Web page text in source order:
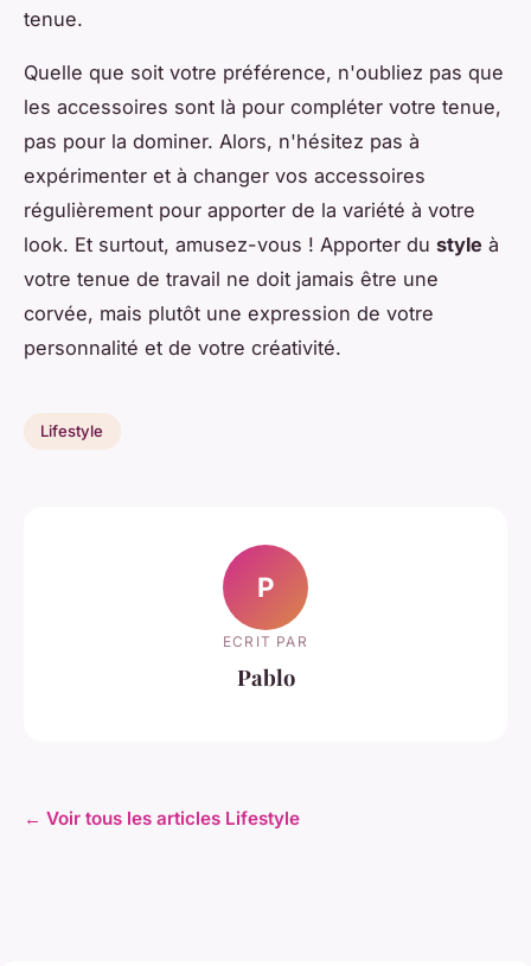
tenue.
Quelle que soit votre préférence, n'oubliez pas que
les accessoires sont là pour compléter votre tenue,
pas pour la dominer. Alors, n'hésitez pas à
expérimenter et à changer vos accessoires
régulièrement pour apporter de la variété à votre
look. Et surtout, amusez-vous ! Apporter du style à
votre tenue de travail ne doit jamais être une
corvée, mais plutôt une expression de votre
personnalité et de votre créativité.
Lifestyle
P
ECRIT PAR
Pablo
← Voir tous les articles Lifestyle